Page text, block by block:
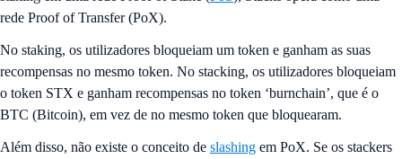
rede Proof of Transfer (PoX).
No staking, os utilizadores bloqueiam um token e ganham as suas
recompensas no mesmo token. No stacking, os utilizadores bloqueiam
o token STX e ganham recompensas no token ‘burnchain’, que é o
BTC (Bitcoin), em vez de no mesmo token que bloquearam.
Além disso, não existe o conceito de slashing em PoX. Se os stackers